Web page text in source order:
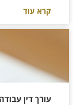
קרא עוד
עורך דין